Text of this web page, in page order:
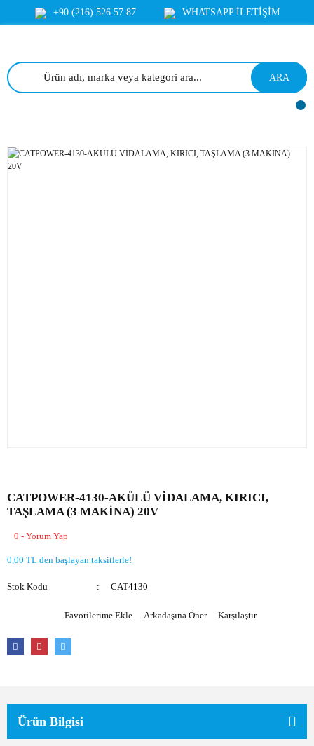
+90 (216) 526 57 87 WHATSAPP İLETİŞİM
ARA
CATPOWER-4130-AKÜLÜ VİDALAMA, KIRICI,
TAŞLAMA (3 MAKİNA) 20V
0 - Yorum Yap
0,00 TL den başlayan taksitlerle!
Stok Kodu CAT4130
Arkadaşına Öner Karşılaştır
Ürün Bilgisi